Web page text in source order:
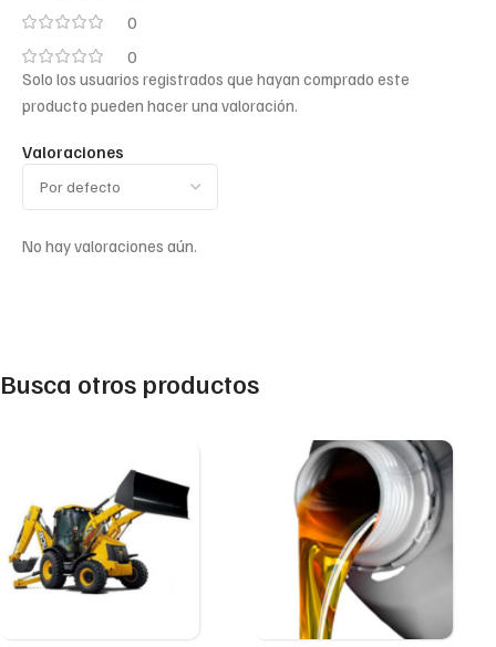
0
0
Valoraciones
No hay valoraciones aún.
Solo los usuarios registrados que hayan comprado este
producto pueden hacer una valoración.
Busca otros productos